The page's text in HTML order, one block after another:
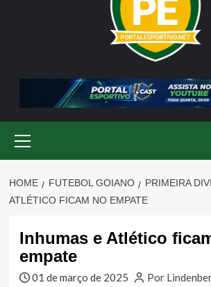
Menu
HOME FUTEBOL GOIANO PRIMEIRA
ATLÉTICO FICAM NO EMPATE
Inhumas e Atlético
empate
01 de março de 2025
Por